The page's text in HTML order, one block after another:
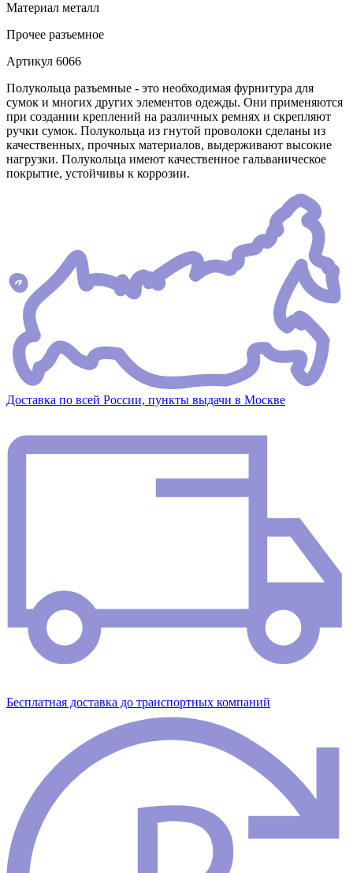
Материал металл
Прочее разъемное
Артикул 6066
Полукольца разъемные - это необходимая фурнитура для
сумок и многих других элементов одежды. Они применяются
при создании креплений на различных ремнях и скрепляют
ручки сумок. Полукольца из гнутой проволоки сделаны из
качественных, прочных материалов, выдерживают высокие
нагрузки. Полукольца имеют качественное гальваническое
покрытие, устойчивы к коррозии.
Доставка по всей России, пункты выдачи в Москве
Бесплатная доставка до транспортных компаний